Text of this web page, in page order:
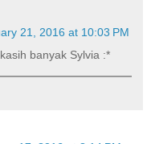
21, 2016 at 10:03 PM
banyak Sylvia :*